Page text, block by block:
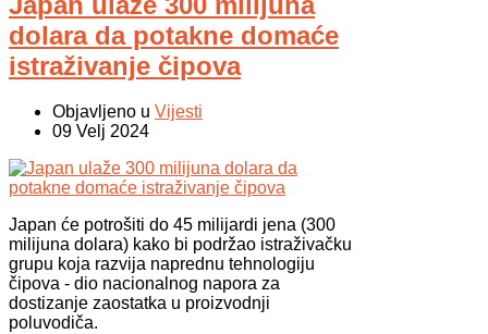
dolara da potakne domaće
istraživanje čipova
Objavljeno u Vijesti
09 Velj 2024
Japan će potrošiti do 45 milijardi jena (300
milijuna dolara) kako bi podržao istraživačku
grupu koja razvija naprednu tehnologiju
čipova - dio nacionalnog napora za
dostizanje zaostatka u proizvodnji
poluvodiča.